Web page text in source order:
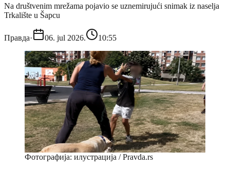
Na društvenim mrežama pojavio se uznemirujući snimak iz naselja
Trkalište u Šapcu
Правда· 06. jul 2026. 10:55
Фотографија: илустрација / Pravda.rs